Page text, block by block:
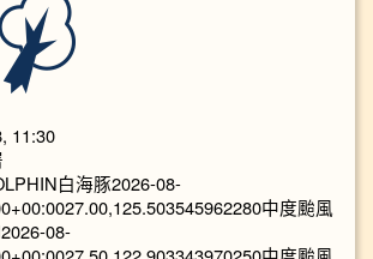
11:30
白海豚2026-08-
中度颱風
08-